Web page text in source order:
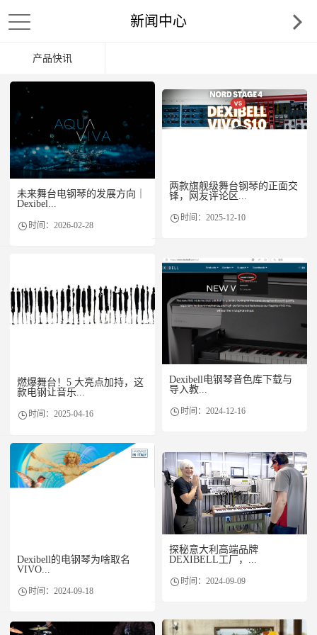
新闻中心
产品快讯
未来舞台电钢琴的发展方向｜
Dexibel...
时间：2026-02-28
两款旗舰级舞台钢琴的正面交
锋，网友评论区...
时间：2025-12-10
燃爆舞台！5 大亮点加持，这
款电钢让音乐...
时间：2025-04-16
Dexibell电钢琴音色库下载与
导入教...
时间：2024-12-16
Dexibell的电钢琴为啥取名
VIVO...
时间：2024-09-18
探秘意大利高端品牌
DEXIBELL工厂，...
时间：2024-09-09